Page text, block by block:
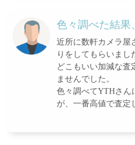
色々調べた結果
近所に数軒カメラ屋
りをしてもらいまし
どこもいい加減な査
ませんでした。
色々調べてYTHさん
が、一番高値で査定